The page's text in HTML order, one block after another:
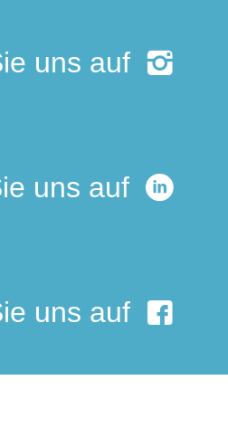
uns auf
uns auf
uns auf